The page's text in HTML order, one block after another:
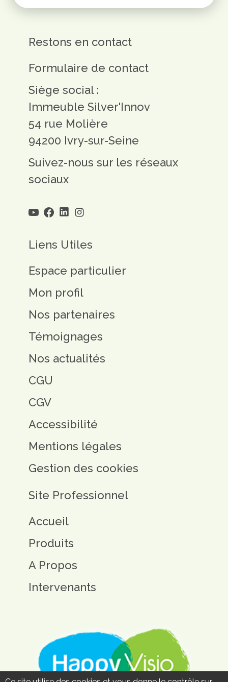
Site Professionnel
Accueil
Produits
A Propos
Intervenants
Liens Utiles
Espace particulier
Mon profil
Nos partenaires
Témoignages
Nos actualités
CGU
CGV
Accessibilité
Mentions légales
Gestion des cookies
Restons en contact
Formulaire de contact
Siège social :
Immeuble Silver'Innov
54 rue Molière
94200 Ivry-sur-Seine
Suivez-nous sur les réseaux
sociaux